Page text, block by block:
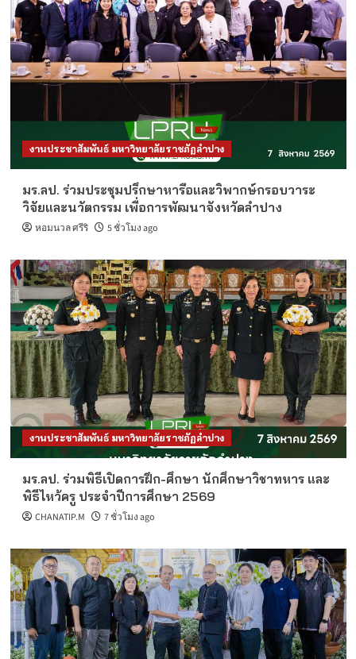
งานประชาสัมพันธ์ มหาวิทยาลัยราชภัฏลำปาง
มร.ลป. ร่วมประชุมปรึกษาหารือและวิพากษ์กรอบวาระ
วิจัยและนวัตกรรม เพื่อการพัฒนาจังหวัดลำปาง
หอมนวล ศรีริ 5 ชั่วโมง ago
งานประชาสัมพันธ์ มหาวิทยาลัยราชภัฏลำปาง
มร.ลป. ร่วมพิธีเปิดการฝึก-ศึกษา นักศึกษาวิชาทหาร และ
พิธีไหว้ครู ประจำปีการศึกษา 2569
CHANATIP.M 7 ชั่วโมง ago